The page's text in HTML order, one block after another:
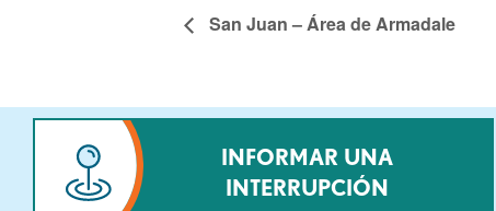
San Juan – Área de Armadale
INFORMAR UNA
INTERRUPCIÓN